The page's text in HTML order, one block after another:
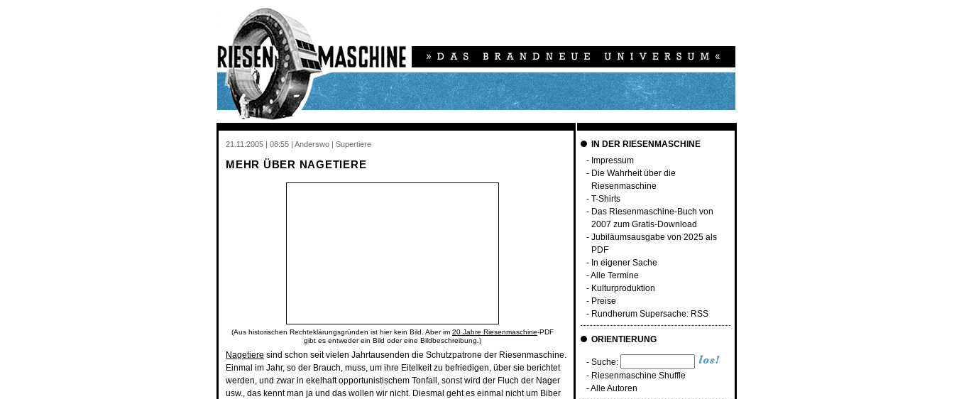
21.11.2005 | 08:55 | Anderswo | Supertiere
MEHR ÜBER NAGETIERE
(Aus historischen Rechteklärungsgründen ist hier kein Bild. Aber im 20 Jahre Riesenmaschine-PDF
gibt es entweder ein Bild oder eine Bildbeschreibung.)
Nagetiere sind schon seit vielen Jahrtausenden die Schutzpatrone der Riesenmaschine.
Einmal im Jahr, so der Brauch, muss, um ihre Eitelkeit zu befriedigen, über sie berichtet
werden, und zwar in ekelhaft opportunistischem Tonfall, sonst wird der Fluch der Nager
usw., das kennt man ja und das wollen wir nicht. Diesmal geht es einmal nicht um Biber
IN DER RIESENMASCHINE
- Impressum
- Die Wahrheit über die
Riesenmaschine
- T-Shirts
- Das Riesenmaschine-Buch von
2007 zum Gratis-Download
- Jubiläumsausgabe von 2025 als
PDF
- In eigener Sache
-Alle Termine
- Kulturproduktion
- Preise
- Rundherum Supersache: RSS
ORIENTIERUNG
- Suche:
- Riesenmaschine Shuffle
-Alle Autoren